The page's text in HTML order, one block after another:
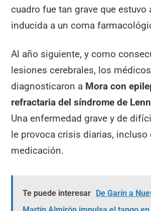
cuadro fue tan grave que estuvo
inducida a un coma
Al año siguiente, y como
lesiones cerebrales, los médicos
diagnosticaron a Mora con
refractaria del síndrome de
Una enfermedad grave y de
le provoca crisis diarias, incluso
medicación.
Te puede interesar De Garín a